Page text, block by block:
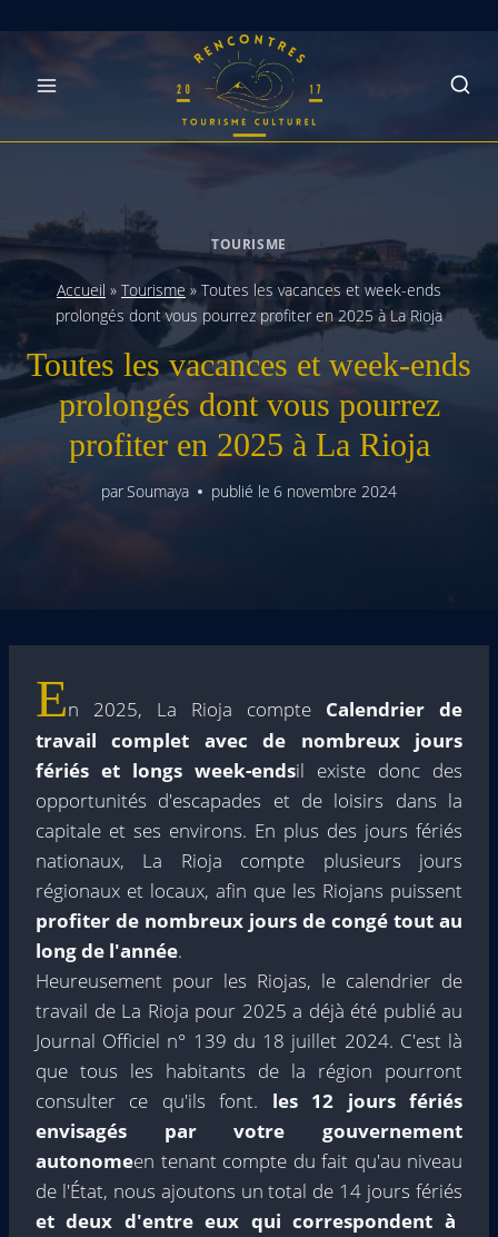
TOURISME
Accueil » Tourisme » Toutes les vacances et week-ends
prolongés dont vous pourrez profiter en 2025 à La Rioja
Toutes les vacances et week-ends
prolongés dont vous pourrez
profiter en 2025 à La Rioja
parSoumaya publié le 6 novembre 2024
En 2025, La Rioja compte Calendrier de
travail complet avec de nombreux jours
fériés et longs week-endsil existe donc des
opportunités d'escapades et de loisirs dans la
capitale et ses environs. En plus des jours fériés
nationaux, La Rioja compte plusieurs jours
régionaux et locaux, afin que les Riojans puissent
profiter de nombreux jours de congé tout au
long de l'année.
Heureusement pour les Riojas, le calendrier de
travail de La Rioja pour 2025 a déjà été publié au
Journal Officiel n° 139 du 18 juillet 2024. C'est là
que tous les habitants de la région pourront
consulter ce qu'ils font. les 12 jours fériés
envisagés par votre gouvernement
autonomeen tenant compte du fait qu'au niveau
de l'État, nous ajoutons un total de 14 jours fériés
et deux d'entre eux qui correspondent à